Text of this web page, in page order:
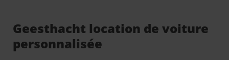
Geesthacht location de voiture
personnalisée